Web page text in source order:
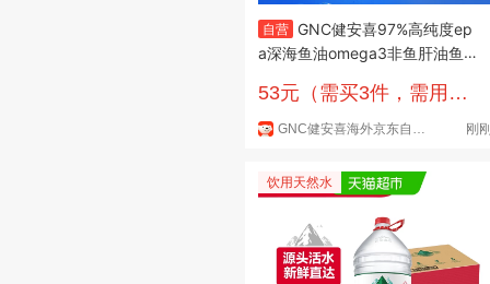
自营
GNC健安喜97%高纯度ep
a深海鱼油omega3非鱼肝油鱼
53元（需买3件，需用
GNC健安喜海外京东自营旗舰店 刚
饮用天然水